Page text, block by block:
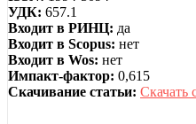
УДК: 657.1
Входит в РИНЦ: да
Входит в Scopus: нет
Входит в Wos: нет
Импакт-фактор: 0,615
Скачивание статьи: Скачать